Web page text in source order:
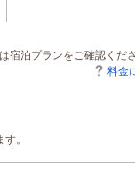
泊プランをご確認くださ
料金
。